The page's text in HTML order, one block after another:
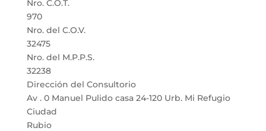
Nro. C.O.T.
970
Nro. del C.O.V.
32475
Nro. del M.P.P.S.
32238
Dirección del Consultorio
Av . 0 Manuel Pulido casa 24-120 Urb. Mi Refugio
Ciudad
Rubio